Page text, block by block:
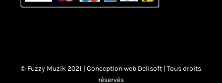
© Fuzzy Muzik 2021 | Conception web Delisoft | Tous droits
réservés